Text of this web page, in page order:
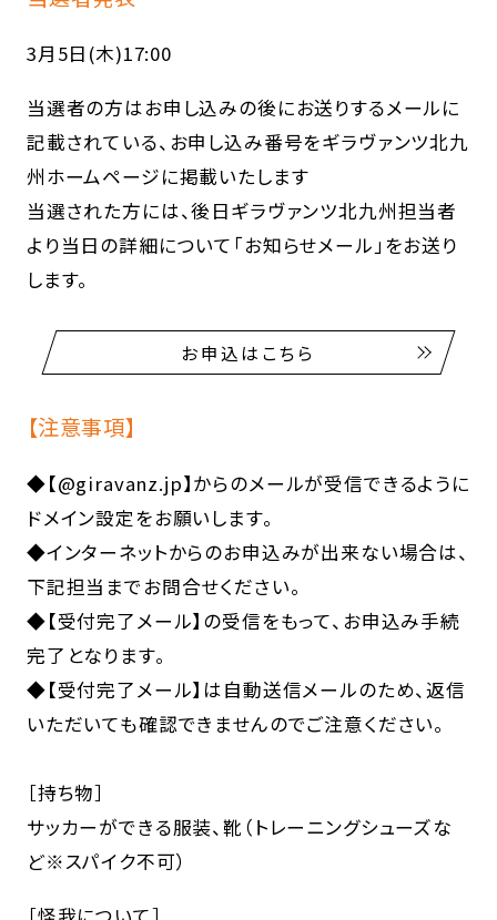
3月5日(木)17:00
当選者の方はお申し込みの後にお送りするメールに
記載されている、お申し込み番号をギラヴァンツ北九
州ホームページに掲載いたします
当選された方には、後日ギラヴァンツ北九州担当者
より当日の詳細について「お知らせメール」をお送り
します。
お申込はこちら
【注意事項】
◆【@giravanz.jp】からのメールが受信できるように
ドメイン設定をお願いします。
◆インターネットからのお申込みが出来ない場合は、
下記担当までお問合せください。
◆【受付完了メール】の受信をもって、お申込み手続
完了となります。
◆【受付完了メール】は自動送信メールのため、返信
いただいても確認できませんのでご注意ください。
［持ち物］
サッカーができる服装、靴（トレーニングシューズな
ど※スパイク不可）